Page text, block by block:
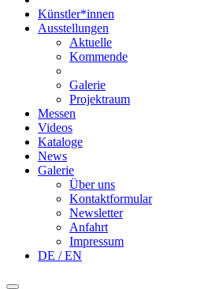
Künstler*innen
Ausstellungen
Aktuelle
Kommende
Galerie
Projektraum
Messen
Videos
Kataloge
News
Galerie
Über uns
Kontaktformular
Newsletter
Anfahrt
Impressum
DE / EN